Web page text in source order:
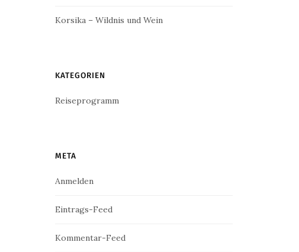
Korsika – Wildnis und Wein
KATEGORIEN
Reiseprogramm
META
Anmelden
Eintrags-Feed
Kommentar-Feed